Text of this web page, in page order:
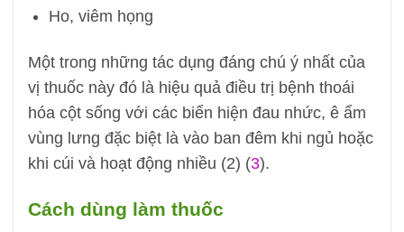
Ho, viêm họng
Một trong những tác dụng đáng chú ý nhất của
vị thuốc này đó là hiệu quả điều trị bệnh thoái
hóa cột sống với các biển hiện đau nhức, ê ẩm
vùng lưng đặc biệt là vào ban đêm khi ngủ hoặc
khi cúi và hoạt động nhiều (2) (3).
Cách dùng làm thuốc